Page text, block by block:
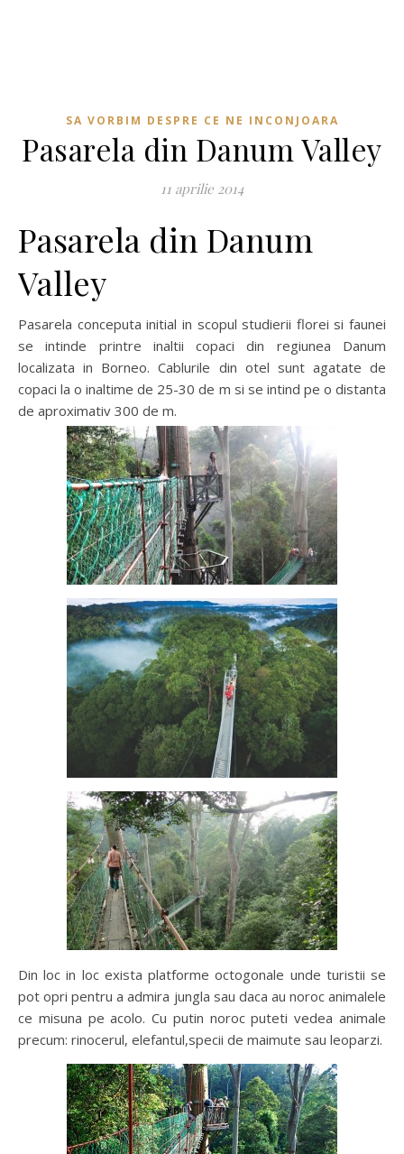
SA VORBIM DESPRE CE NE INCONJOARA
Pasarela din Danum Valley
11 aprilie 2014
Pasarela din Danum
Valley
Pasarela conceputa initial in scopul studierii florei si faunei
se intinde printre inaltii copaci din regiunea Danum
localizata in Borneo. Cablurile din otel sunt agatate de
copaci la o inaltime de 25-30 de m si se intind pe o distanta
de aproximativ 300 de m.
Din loc in loc exista platforme octogonale unde turistii se
pot opri pentru a admira jungla sau daca au noroc animalele
ce misuna pe acolo. Cu putin noroc puteti vedea animale
precum: rinocerul, elefantul,specii de maimute sau leoparzi.